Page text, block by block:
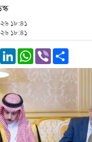
১৮:৪১
১৮:৪১
TwitterLinkedInWhatsApp
Viber